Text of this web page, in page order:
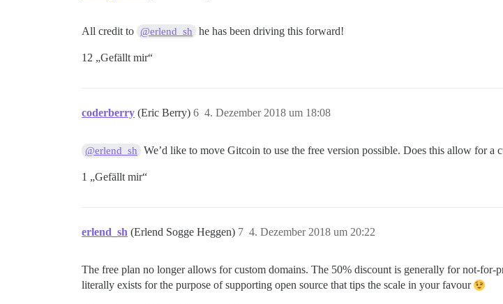
All credit to @erlend_sh he has been driving this forward!
12 „Gefällt mir“
coderberry (Eric Berry) 4. Dezember 2018 um 18:08
6
@erlend_sh We’d like to move Gitcoin to use the free version possible. Does this allow for
1 „Gefällt mir“
erlend_sh (Erlend Sogge Heggen) 4. Dezember 2018 um 20:22
7
The free plan no longer allows for custom domains. The 50% discount is generally for not-
literally exists for the purpose of supporting open source that tips the scale in your favour